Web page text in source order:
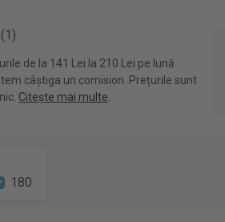
(1)
de la 141 Lei la 210 Lei pe lună
câștiga un comision. Prețurile sunt
Citește mai multe
180